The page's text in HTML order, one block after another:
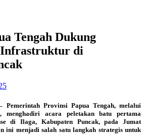
Tengah Dukung
Infrastruktur di
Pemerintah Provinsi Papua Tengah, melalui
menghadiri acara peletakan batu pertama
di Ilaga, Kabupaten Puncak, pada Jumat
ini menjadi salah satu langkah strategis untuk